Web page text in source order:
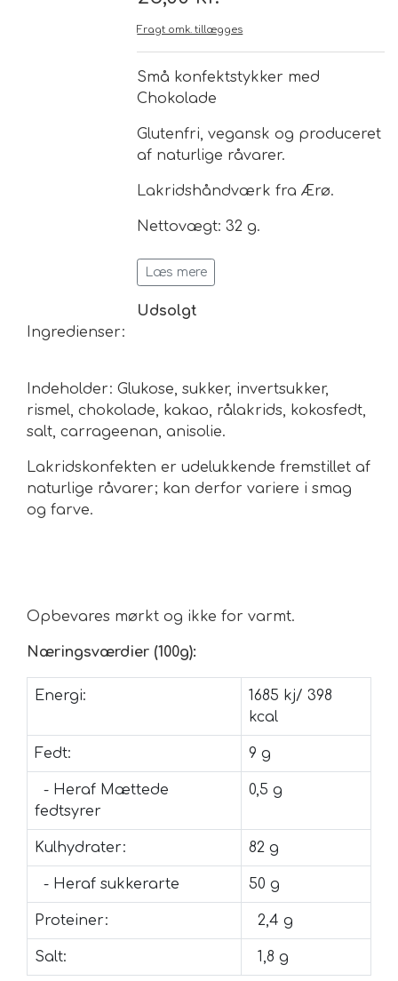
Brand
Te
Løsvægt teer
Sort Te
Grøn Te
Grøn Hvid Te
Rooibush
Urte & Frugt teer
Husets Teblandinger
Chaplon Te
Kusmi Te
Matcha te og tilbehør
Nyheder
Fragt omk. tillægges
Små konfektstykker med
Chokolade
Glutenfri, vegansk og produceret
af naturlige råvarer.
Lakridshåndværk fra Ærø.
Nettovægt: 32 g.
Læs mere
Udsolgt
Ingredienser:
Indeholder: Glukose, sukker, invertsukker,
rismel, chokolade, kakao, rålakrids, kokosfedt,
salt, carrageenan, anisolie.
Lakridskonfekten er udelukkende fremstillet af
naturlige råvarer; kan derfor variere i smag
og farve.
Opbevares mørkt og ikke for varmt.
Næringsværdier (100g):
Energi:
1685 kj/ 398
kcal
Fedt: 9 g
- Heraf Mættede
fedtsyrer
0,5 g
Kulhydrater: 82 g
- Heraf sukkerarte 50 g
Proteiner: 2,4 g
Salt: 1,8 g